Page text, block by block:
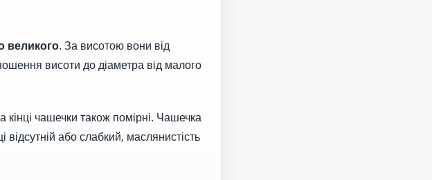
великого. За висотою вони від
висоти до діаметра від малого
кінці чашечки також помірні. Чашечка
відсутній або слабкий, маслянистість